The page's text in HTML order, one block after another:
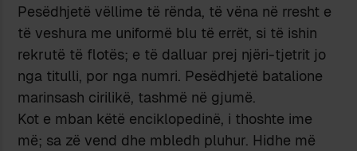
Pesëdhjetë vëllime të rënda, të vëna në rresht e
të veshura me uniformë blu të errët, si të ishin
rekrutë të flotës; e të dalluar prej njëri-tjetrit jo
nga titulli, por nga numri. Pesëdhjetë batalione
marinsash cirilikë, tashmë në gjumë.
Kot e mban këtë enciklopedinë, i thoshte ime
më; sa zë vend dhe mbledh pluhur. Hidhe më